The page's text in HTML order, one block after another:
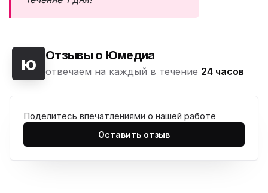
ю Отзывы о Юмедиа
отвечаем на каждый в течение 24 часов
Поделитесь впечатлениями о нашей работе
Оставить отзыв